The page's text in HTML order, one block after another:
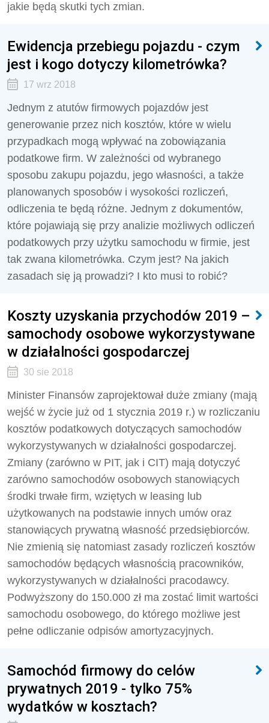
jakie będą skutki tych zmian.
Ewidencja przebiegu pojazdu - czym
jest i kogo dotyczy kilometrówka?
17 wrz 2018
Jednym z atutów firmowych pojazdów jest
generowanie przez nich kosztów, które w wielu
przypadkach mogą wpływać na zobowiązania
podatkowe firm. W zależności od wybranego
sposobu zakupu pojazdu, jego własności, a także
planowanych sposobów i wysokości rozliczeń,
odliczenia te będą różne. Jednym z dokumentów,
które pojawiają się przy analizie możliwych odliczeń
podatkowych przy użytku samochodu w firmie, jest
tak zwana kilometrówka. Czym jest? Na jakich
zasadach się ją prowadzi? I kto musi to robić?
Koszty uzyskania przychodów 2019 –
samochody osobowe wykorzystywane
w działalności gospodarczej
30 sie 2018
Minister Finansów zaprojektował duże zmiany (mają
wejść w życie już od 1 stycznia 2019 r.) w rozliczaniu
kosztów podatkowych dotyczących samochodów
wykorzystywanych w działalności gospodarczej.
Zmiany (zarówno w PIT, jak i CIT) mają dotyczyć
zarówno samochodów osobowych stanowiących
środki trwałe firm, wziętych w leasing lub
użytkowanych na podstawie innych umów oraz
stanowiących prywatną własność przedsiębiorców.
Nie zmienią się natomiast zasady rozliczeń kosztów
samochodów będących własnością pracowników,
wykorzystywanych w działalności pracodawcy.
Podwyższony do 150.000 zł ma zostać limit wartości
samochodu osobowego, do którego możliwe jest
pełne odliczanie odpisów amortyzacyjnych.
Samochód firmowy do celów
prywatnych 2019 - tylko 75%
wydatków w kosztach?